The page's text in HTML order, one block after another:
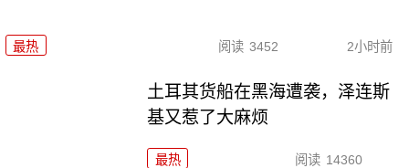
最热 阅读 3452 2小时前
土耳其货船在黑海遭袭，泽连斯
基又惹了大麻烦
最热 阅读 14360